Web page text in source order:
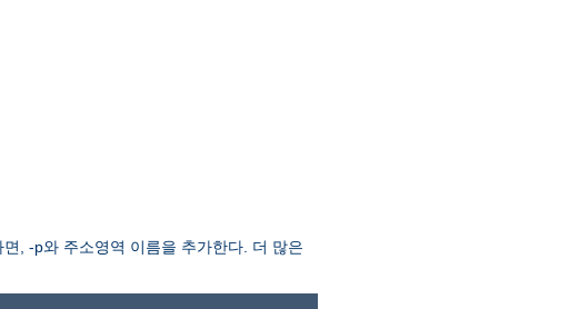
, -p와 주소영역 이름을 추가한다. 더 많은